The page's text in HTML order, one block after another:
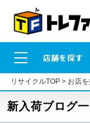
店舗を探す
リサイクルTOP> お店
新入荷ブログ